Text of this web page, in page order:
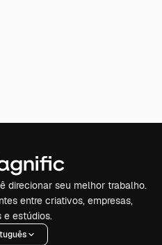
direcionar seu melhor trabalho.
entre criativos, empresas,
e estúdios.